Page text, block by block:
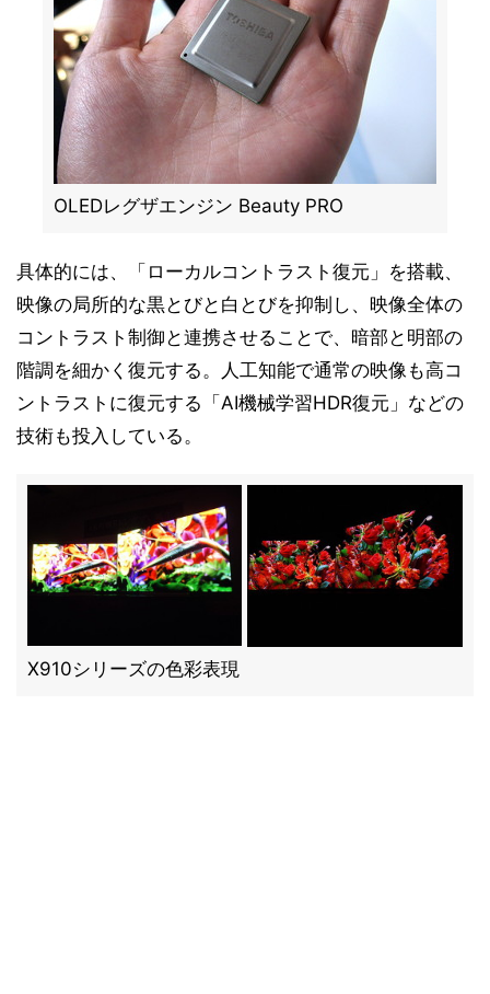
OLEDレグザエンジン Beauty PRO
具体的には、「ローカルコントラスト復元」を搭載、
映像の局所的な黒とびと白とびを抑制し、映像全体の
コントラスト制御と連携させることで、暗部と明部の
階調を細かく復元する。人工知能で通常の映像も高コ
ントラストに復元する「AI機械学習HDR復元」などの
技術も投入している。
X910シリーズの色彩表現